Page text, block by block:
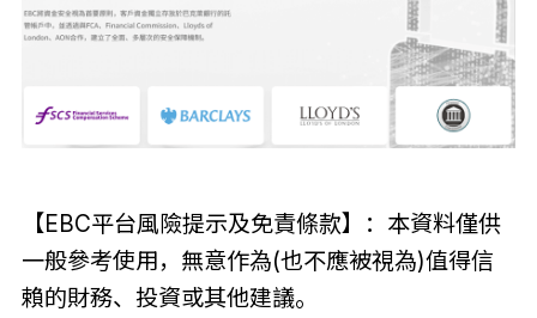
【EBC平台風險提示及免責條款】：本資料僅供
一般參考使用，無意作為(也不應被視為)值得信
賴的財務、投資或其他建議。